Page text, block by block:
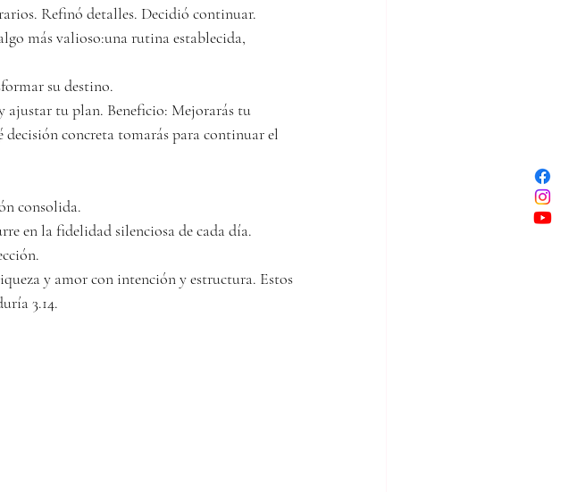
Refinó detalles. Decidió continuar.
más valioso:una rutina establecida,
su destino.
ajustar tu plan. Beneficio: Mejorarás tu
decisión concreta tomarás para continuar el
consolida.
en la fidelidad silenciosa de cada día.
y amor con intención y estructura. Estos
3.14.